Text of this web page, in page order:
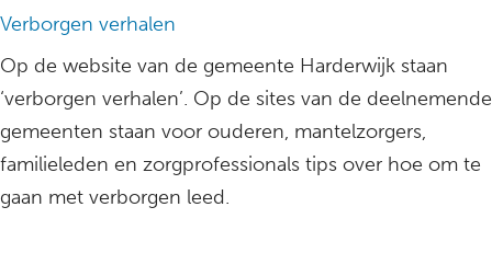
Verborgen verhalen
Op de website van de gemeente Harderwijk staan
‘verborgen verhalen’. Op de sites van de deelnemende
gemeenten staan voor ouderen, mantelzorgers,
familieleden en zorgprofessionals tips over hoe om te
gaan met verborgen leed.